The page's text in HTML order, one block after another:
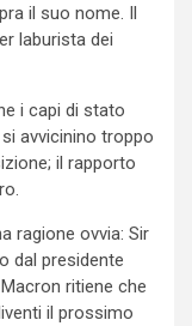
il suo nome. Il
laburista dei
i capi di stato
avvicinino troppo
il rapporto
ragione ovvia: Sir
dal presidente
ritiene che
il prossimo